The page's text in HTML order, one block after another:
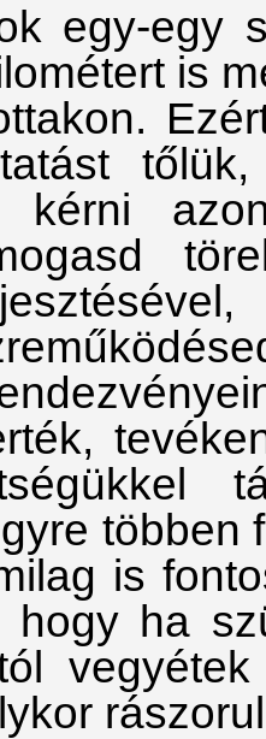
egy-egy
is
kérni
többen
is
hogy ha